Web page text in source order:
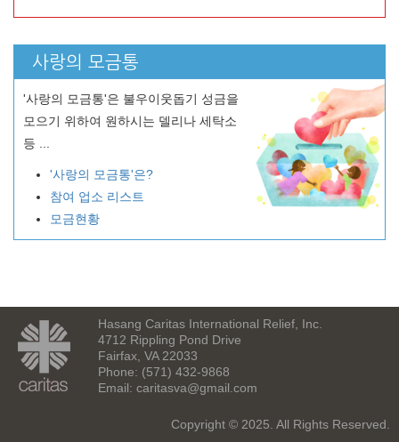
사랑의 모금통
'사랑의 모금통'은 불우이웃돕기 성금을
모으기 위하여 원하시는 델리나 세탁소
등 ...
'사랑의 모금통'은?
참여 업소 리스트
모금현황
Hasang Caritas International Relief, Inc.
4712 Rippling Pond Drive
Fairfax, VA 22033
Phone: (571) 432-9868
Email: caritasva@gmail.com
Copyright © 2025. All Rights Reserved.